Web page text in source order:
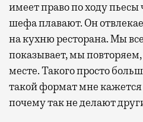
имеет право по ходу
шефа плавают. Он
на кухню ресторана. Мы
показывает, мы
месте. Такого просто
такой формат мне
почему так не делают